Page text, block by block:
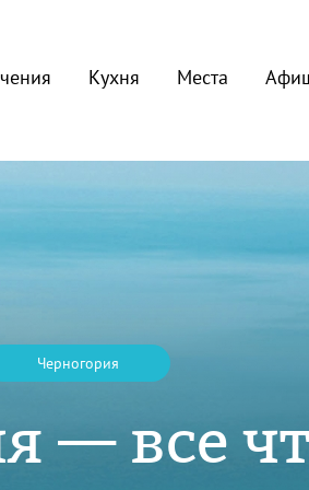
Кухня Места
Черногория
— все